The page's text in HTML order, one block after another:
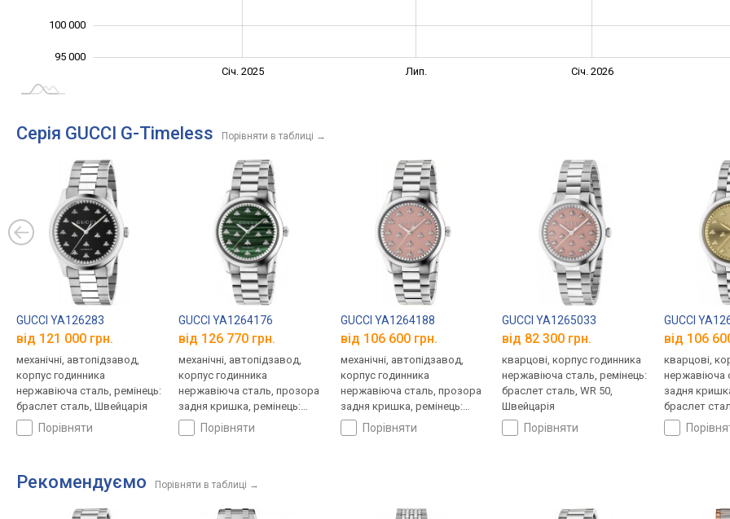
95 000
100 000
Січ. 2025 Лип. Січ. 2026
Серія GUCCI G-Timeless Порівняти в таблиці →
GUCCI YA126283
від 121 000 грн.
механічні, автопідзавод,
корпус годинника
нержавіюча сталь, ремінець:
браслет сталь, Швейцарія
порівняти
GUCCI YA1264176
від 126 770 грн.
механічні, автопідзавод,
корпус годинника
нержавіюча сталь, прозора
задня кришка, ремінець:
браслет сталь, Швейцарія
порівняти
GUCCI YA1264188
від 106 600 грн.
механічні, автопідзавод,
корпус годинника
нержавіюча сталь, прозора
задня кришка, ремінець:
браслет сталь, Швейцарія
порівняти
GUCCI YA1265033
від 82 300 грн.
кварцові, корпус годинника
нержавіюча сталь, ремінець:
браслет сталь, WR 50,
Швейцарія
порівняти
GUCCI
від 106
кварцові,
нержавіюча
задня
браслет
Швейцарія
Рекомендуємо Порівняти в таблиці →